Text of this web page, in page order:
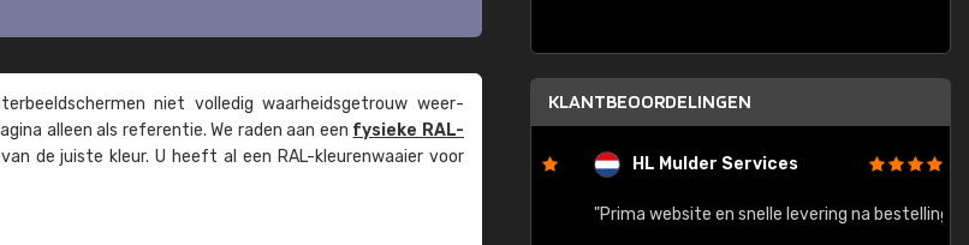
niet volledig waarheids­­getrouw weer­
alleen als referentie. We raden aan een fysieke RAL-
de juiste kleur. U heeft al een RAL-kleuren­waaier voor
KLANTBEOORDELINGEN
Kambier BV HL Mulder Services
"Prima website en snelle levering na bestelling"